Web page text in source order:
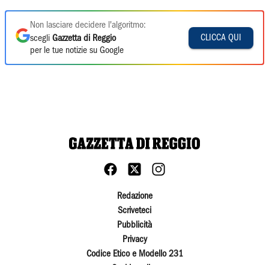
Non lasciare decidere l'algoritmo:
scegli Gazzetta di Reggio
per le tue notizie su Google
CLICCA QUI
Redazione
Scriveteci
Pubblicità
Privacy
Codice Etico e Modello 231